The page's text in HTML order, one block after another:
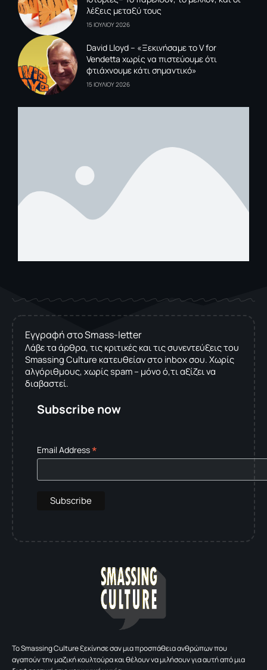
λέξεις μεταξύ τους
15 ΙΟΥΛΙΟΥ 2026
David Lloyd – «Ξεκινήσαμε το V for
Vendetta χωρίς να πιστεύουμε ότι
φτιάχνουμε κάτι σημαντικό»
15 ΙΟΥΛΙΟΥ 2026
Εγγραφή στο Smass-letter
Λάβε τα άρθρα, τις κριτικές και τις συνεντεύξεις του
Smassing Culture κατευθείαν στο inbox σου. Χωρίς
αλγόριθμους, χωρίς spam – μόνο ό,τι αξίζει να
διαβαστεί.
Subscribe now
Email Address*
To Smassing Culture ξεκίνησε σαν μια προσπάθεια ανθρώπων που
αγαπούν την μαζική κουλτούρα και θέλουν να μιλήσουν για αυτή από μια